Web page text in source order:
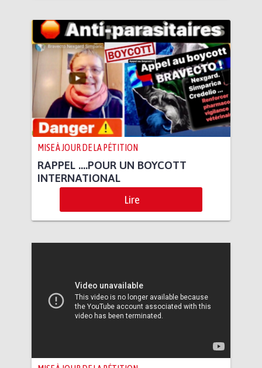
MISE À JOUR DE LA PÉTITION
RAPPEL ….POUR UN BOYCOTT
INTERNATIONAL
Lire